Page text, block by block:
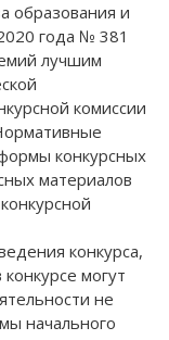
образования и
года № 381
лучшим
комиссии
конкурсных
материалов
конкурса,
могут
не
начального